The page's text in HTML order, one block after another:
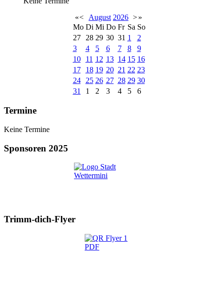
«< August 2026 >»
Mo Di Mi Do Fr Sa So
27
28 29 30 31 1
2
3
4 5 6 7 8
9
10
11 12 13 14 15 16
17
18 19 20 21 22 23
24
25 26 27 28 29 30
31
1 2 3 4 5 6
Termine
Keine Termine
Sponsoren 2025
Trimm-dich-Flyer